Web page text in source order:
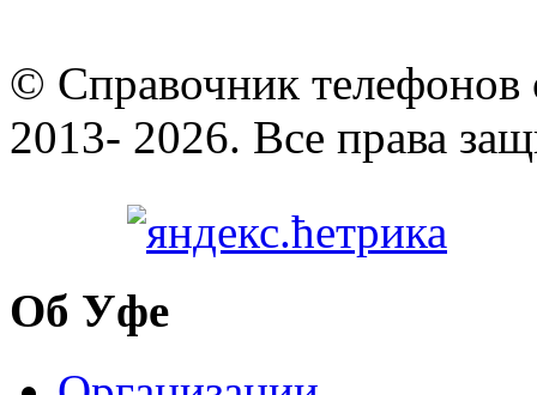
© Cправочник телефонов
2013- 2026. Все права
Об Уфе